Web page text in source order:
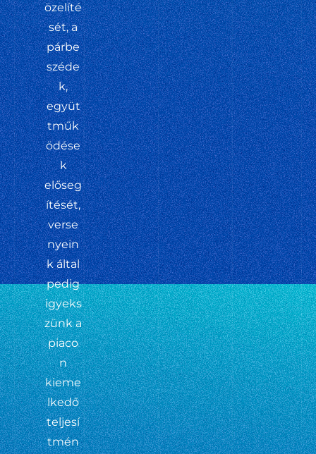
özelíté
sét, a
párbe
széde
k,
együt
tműk
ödése
k
előseg
ítését,
verse
nyein
k által
pedig
igyeks
zünk a
piaco
n
kieme
lkedő
teljesí
tmén